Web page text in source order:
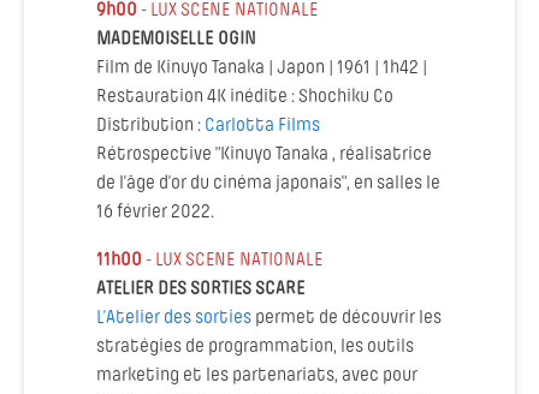
9h00 - LUX SCENE NATIONALE
MADEMOISELLE OGIN
Film de Kinuyo Tanaka | Japon | 1961 | 1h42 |
Restauration 4K inédite : Shochiku Co
Distribution : Carlotta Films
Rétrospective "Kinuyo Tanaka , réalisatrice
de l’âge d’or du cinéma japonais", en salles le
16 février 2022.
11h00 - LUX SCENE NATIONALE
ATELIER DES SORTIES SCARE
L’Atelier des sorties permet de découvrir les
stratégies de programmation, les outils
marketing et les partenariats, avec pour